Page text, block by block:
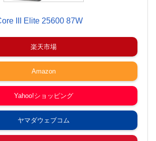
III Elite 25600 87W
楽天市場
Amazon
Yahoo!ショッピング
ヤマダウェブコム